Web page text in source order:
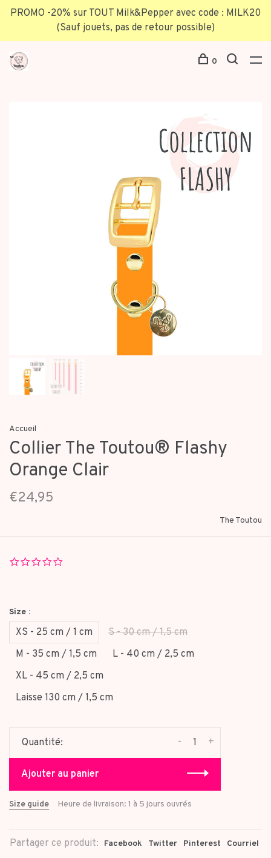
PROMO -20% sur TOUT Milk&Pepper avec code : MILK20
(Sauf jouets, pas de retour possible)
0
Accueil
Collier The Toutou® Flashy
Orange Clair
€24,95
The Toutou
Size :
XS - 25 cm / 1 cm
S - 30 cm / 1,5 cm
M - 35 cm / 1,5 cm
L - 40 cm / 2,5 cm
XL - 45 cm / 2,5 cm
Laisse 130 cm / 1,5 cm
Quantité: +
-
Ajouter au panier
Size guide Heure de livraison: 1 à 5 jours ouvrés
Partager ce produit: Facebook Twitter Pinterest Courriel